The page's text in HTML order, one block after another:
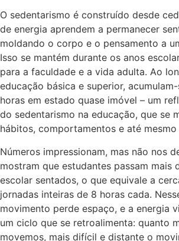
O sedentarismo é construído desde
de energia aprendem a permanecer
moldando o corpo e o pensamento a
Isso se mantém durante os anos
para a faculdade e a vida adulta. Ao
educação básica e superior,
horas em estado quase imóvel – um
do sedentarismo na educação, que se
hábitos, comportamentos e até mesmo
Números impressionam, mas não nos
mostram que estudantes passam mais
escolar sentados, o que equivale a
jornadas inteiras de 8 horas cada.
movimento perde espaço, e a energia
um ciclo que se retroalimenta: quanto
movemos, mais difícil e distante o